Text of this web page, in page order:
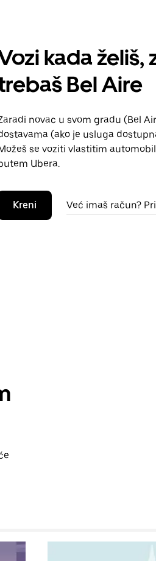
kada želiš,
Bel Aire
novac u svom gradu (Bel
(ako je usluga
se voziti vlastitim
Ubera.
Kreni Već imaš račun?